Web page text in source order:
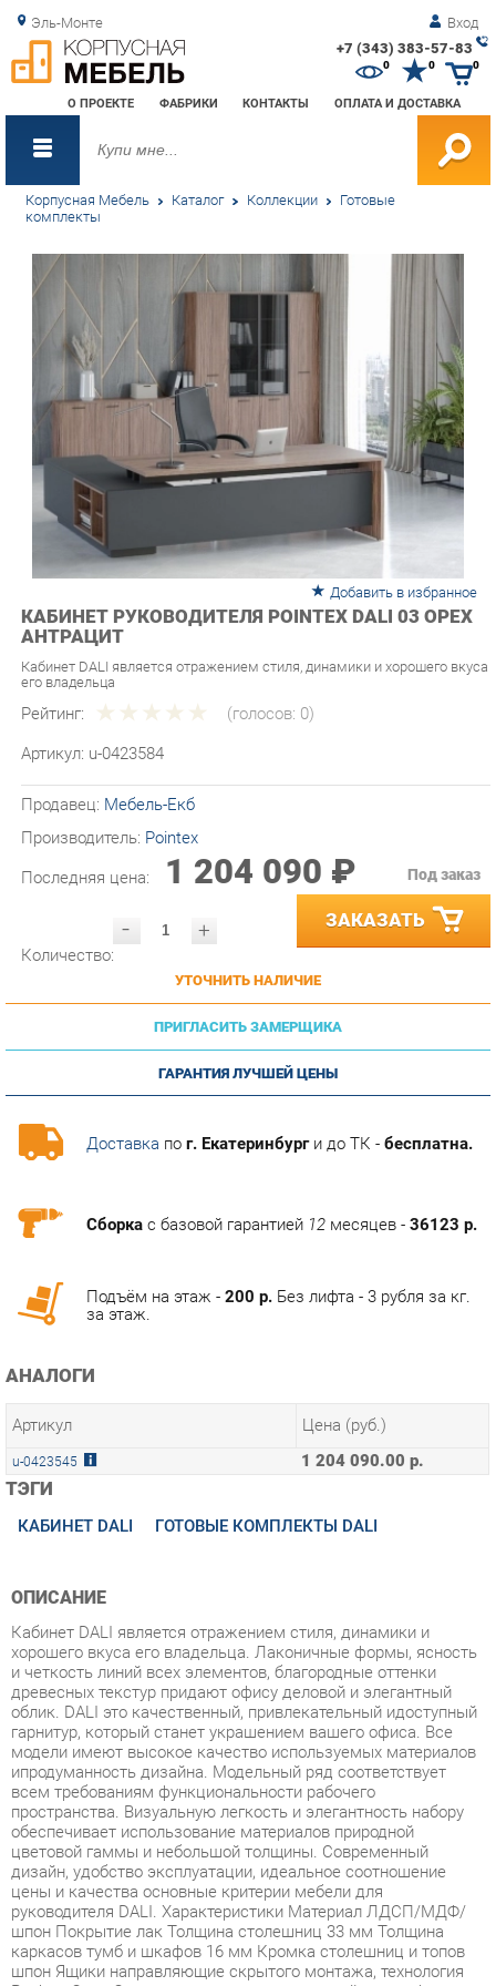
Эль-Монте Вход
+7 (343) 383-57-83
О ПРОЕКТЕ ФАБРИКИ КОНТАКТЫ ОПЛАТА И ДОСТАВКА
0 0
Корпусная Мебель Каталог Коллекции Готовые
комплекты
КАБИНЕТ РУКОВОДИТЕЛЯ POINTEX DALI 03 ОРЕХ
АНТРАЦИТ
Кабинет DALI является отражением стиля, динамики и хорошего вкуса
Рейтинг:
Артикул: u-0423584
Производитель:Pointex
Последняя цена: 1 204 090 ₽
- ЗАКАЗАТЬ
УТОЧНИТЬ НАЛИЧИЕ
ПРИГЛАСИТЬ ЗАМЕРЩИКА
ГАРАНТИЯ ЛУЧШЕЙ ЦЕНЫ
Доставкапог. Екатеринбурги до ТК -бесплатна.
АНАЛОГИ
Артикул
u-0423545 1 204 090.00 р.
ТЭГИ
КАБИНЕТ DALI ГОТОВЫЕ КОМПЛЕКТЫ DALI
ОПИСАНИЕ
хорошего вкуса его владельца. Лаконичные формы, ясность
и четкость линий всех элементов, благородные оттенки
древесных текстур придают офису деловой и элегантный
облик. DALI это качественный, привлекательный идоступный
гарнитур, который станет украшением вашего офиса. Все
модели имеют высокое качество используемых материалов
ипродуманность дизайна. Модельный ряд соответствует
всем требованиям функциональности рабочего
пространства. Визуальную легкость и элегантность набору
обеспечивает использование материалов природной
цветовой гаммы и небольшой толщины. Современный
дизайн, удобство эксплуатации, идеальное соотношение
цены и качества основные критерии мебели для
руководителя DALI. Характеристики Материал ЛДСП/МДФ/
шпон Покрытие лак Толщина столешниц 33 мм Толщина
каркасов тумб и шкафов 16 мм Кромка столешниц и топов
шпон Ящики направляющие скрытого монтажа, технология
Push-to-Open Стекло матовое в алюминиевой рамке Фасады
шкафов с доводчиками
Условия покупки